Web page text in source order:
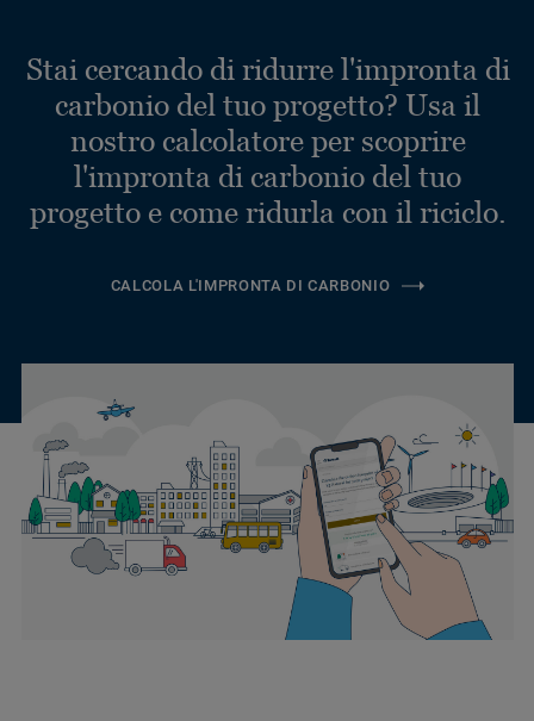
Stai cercando di ridurre l'impronta di
carbonio del tuo progetto? Usa il
nostro calcolatore per scoprire
l'impronta di carbonio del tuo
progetto e come ridurla con il riciclo.
CALCOLA L'IMPRONTA DI CARBONIO